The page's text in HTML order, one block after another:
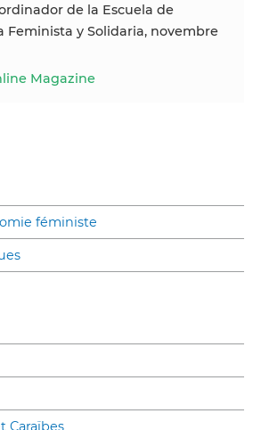
Feminista y Solidaria, novembre
Magazine
féministe
Caraïbes